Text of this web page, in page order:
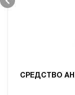
СРЕДСТВО